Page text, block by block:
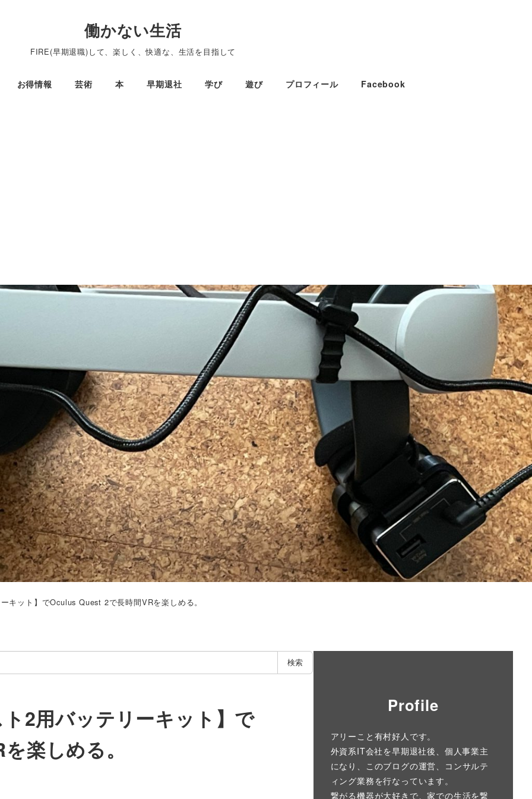
働かない生活
FIRE(早期退職)して、楽しく、快適な、生活を目指して
お得情報 芸術 本 早期退社 学び 遊び プロフィール Facebook
キット】でOculus Quest 2で長時間VRを楽しめる。
検索
2用バッテリーキット】で
楽しめる。
Profile
アリーこと有村好人です。
外資系IT会社を早期退社後、個人事業主
になり、このブログの運営、コンサルテ
ィング業務を行なっています。
繋がる機器が大好きで、家での生活を繋